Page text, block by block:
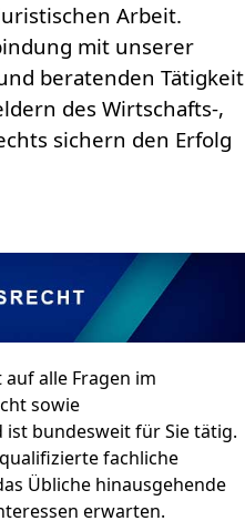
Arbeit.
mit unserer
beratenden Tätigkeit
des Wirtschafts-,
sichern den Erfolg
alle Fragen im
sowie
bundesweit für Sie tätig.
fachliche
Übliche hinausgehende
erwarten.